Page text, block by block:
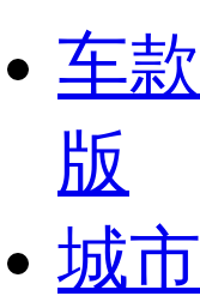
车款
版
城市